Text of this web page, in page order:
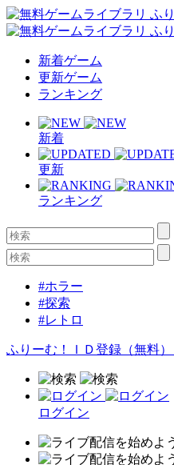
新着ゲーム
更新ゲーム
ランキング
新着
更新
ランキング
#ホラー
#探索
#レトロ
ふりーむ！ＩＤ登録（無料）
ログイン